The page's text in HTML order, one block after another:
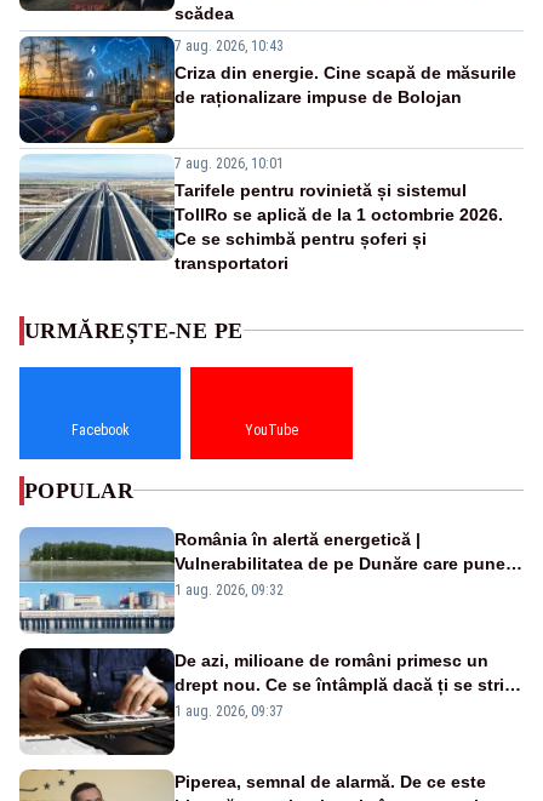
scădea
7 aug. 2026, 10:43
Criza din energie. Cine scapă de măsurile
de raționalizare impuse de Bolojan
7 aug. 2026, 10:01
Tarifele pentru rovinietă și sistemul
TollRo se aplică de la 1 octombrie 2026.
Ce se schimbă pentru șoferi și
transportatori
URMĂREȘTE-NE PE
Facebook YouTube
POPULAR
România în alertă energetică |
Vulnerabilitatea de pe Dunăre care pune
în pericol Centrala Cernavodă era
1 aug. 2026, 09:32
De azi, milioane de români primesc un
drept nou. Ce se întâmplă dacă ți se strică
un produs
1 aug. 2026, 09:37
Piperea, semnal de alarmă. De ce este